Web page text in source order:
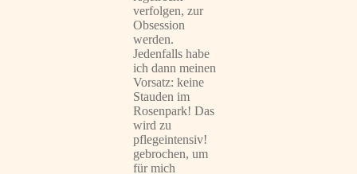
verfolgen, zur
Obsession
werden.
Jedenfalls habe
ich dann meinen
Vorsatz: keine
Stauden im
Rosenpark! Das
wird zu
pflegeintensiv!
gebrochen, um
für mich